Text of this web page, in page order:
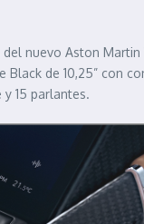
nuevo Aston
de 10,25” con
15 parlantes.